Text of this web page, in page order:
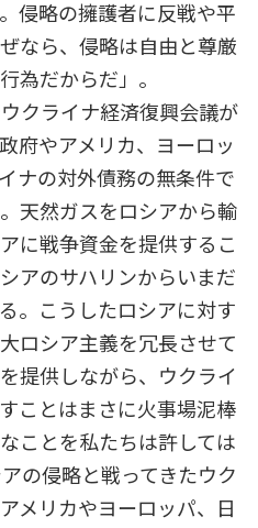
侵略の擁護者に反戦や平
なら、侵略は自由と尊厳
為だからだ」。
クライナ経済復興会議が
府やアメリカ、ヨーロッ
ナの対外債務の無条件で
天然ガスをロシアから輸
に戦争資金を提供するこ
アのサハリンからいまだ
。こうしたロシアに対す
ロシア主義を冗長させて
提供しながら、ウクライ
ことはまさに火事場泥棒
ことを私たちは許しては
の侵略と戦ってきたウク
メリカやヨーロッパ、日